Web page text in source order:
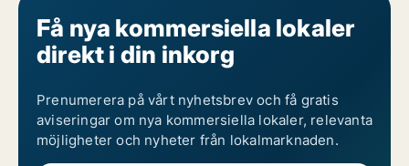
Få nya kommersiella lokaler
direkt i din inkorg
Prenumerera på vårt nyhetsbrev och få gratis
aviseringar om nya kommersiella lokaler, relevanta
möjligheter och nyheter från lokalmarknaden.